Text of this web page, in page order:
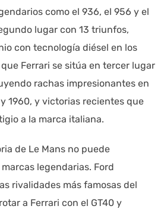
como el 936, el 956 y el
lugar con 13 triunfos,
con tecnología diésel en los
Ferrari se sitúa en tercer lugar
rachas impresionantes en
1960, y victorias recientes que
a la marca italiana.
de Le Mans no puede
legendarias. Ford
rivalidades más famosas del
a Ferrari con el GT40 y